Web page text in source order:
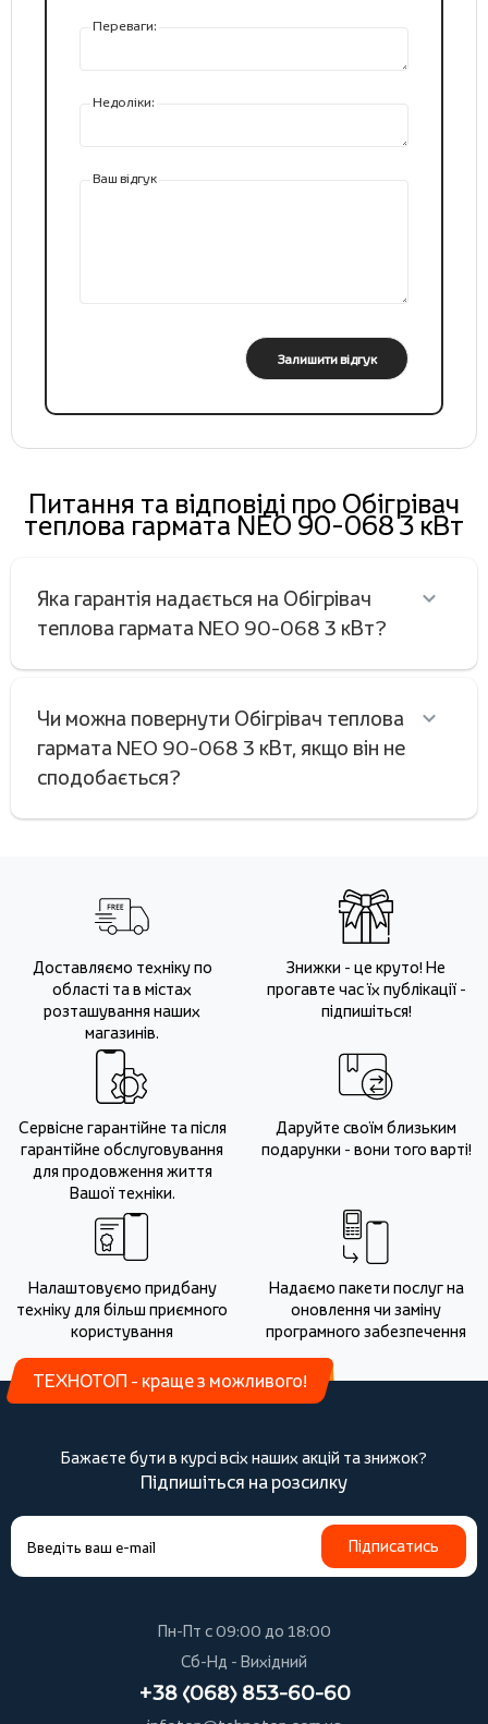
Переваги:
Недоліки:
Ваш відгук
Залишити відгук
Питання та відповіді про Обігрівач
теплова гармата NEO 90-068 3 кВт
Яка гарантія надається на Обігрівач
теплова гармата NEO 90-068 3 кВт?
Чи можна повернути Обігрівач теплова
гармата NEO 90-068 3 кВт, якщо він не
сподобається?
Доставляємо техніку по
області та в містах
розташування наших
магазинів.
Знижки - це круто! Не
прогавте час їх публікації -
підпишіться!
Сервісне гарантійне та після
гарантійне обслуговування
для продовження життя
Вашої техніки.
Даруйте своїм близьким
подарунки - вони того варті!
Налаштовуємо придбану
техніку для більш приємного
користування
Надаємо пакети послуг на
оновлення чи заміну
програмного забезпечення
ТЕХНОТОП - краще з можливого!
Бажаєте бути в курсі всіх наших акцій та знижок?
Підпишіться на розсилку
Підписатись
Пн-Пт с 09:00 до 18:00
Сб-Нд - Вихідний
+38 (068) 853-60-60